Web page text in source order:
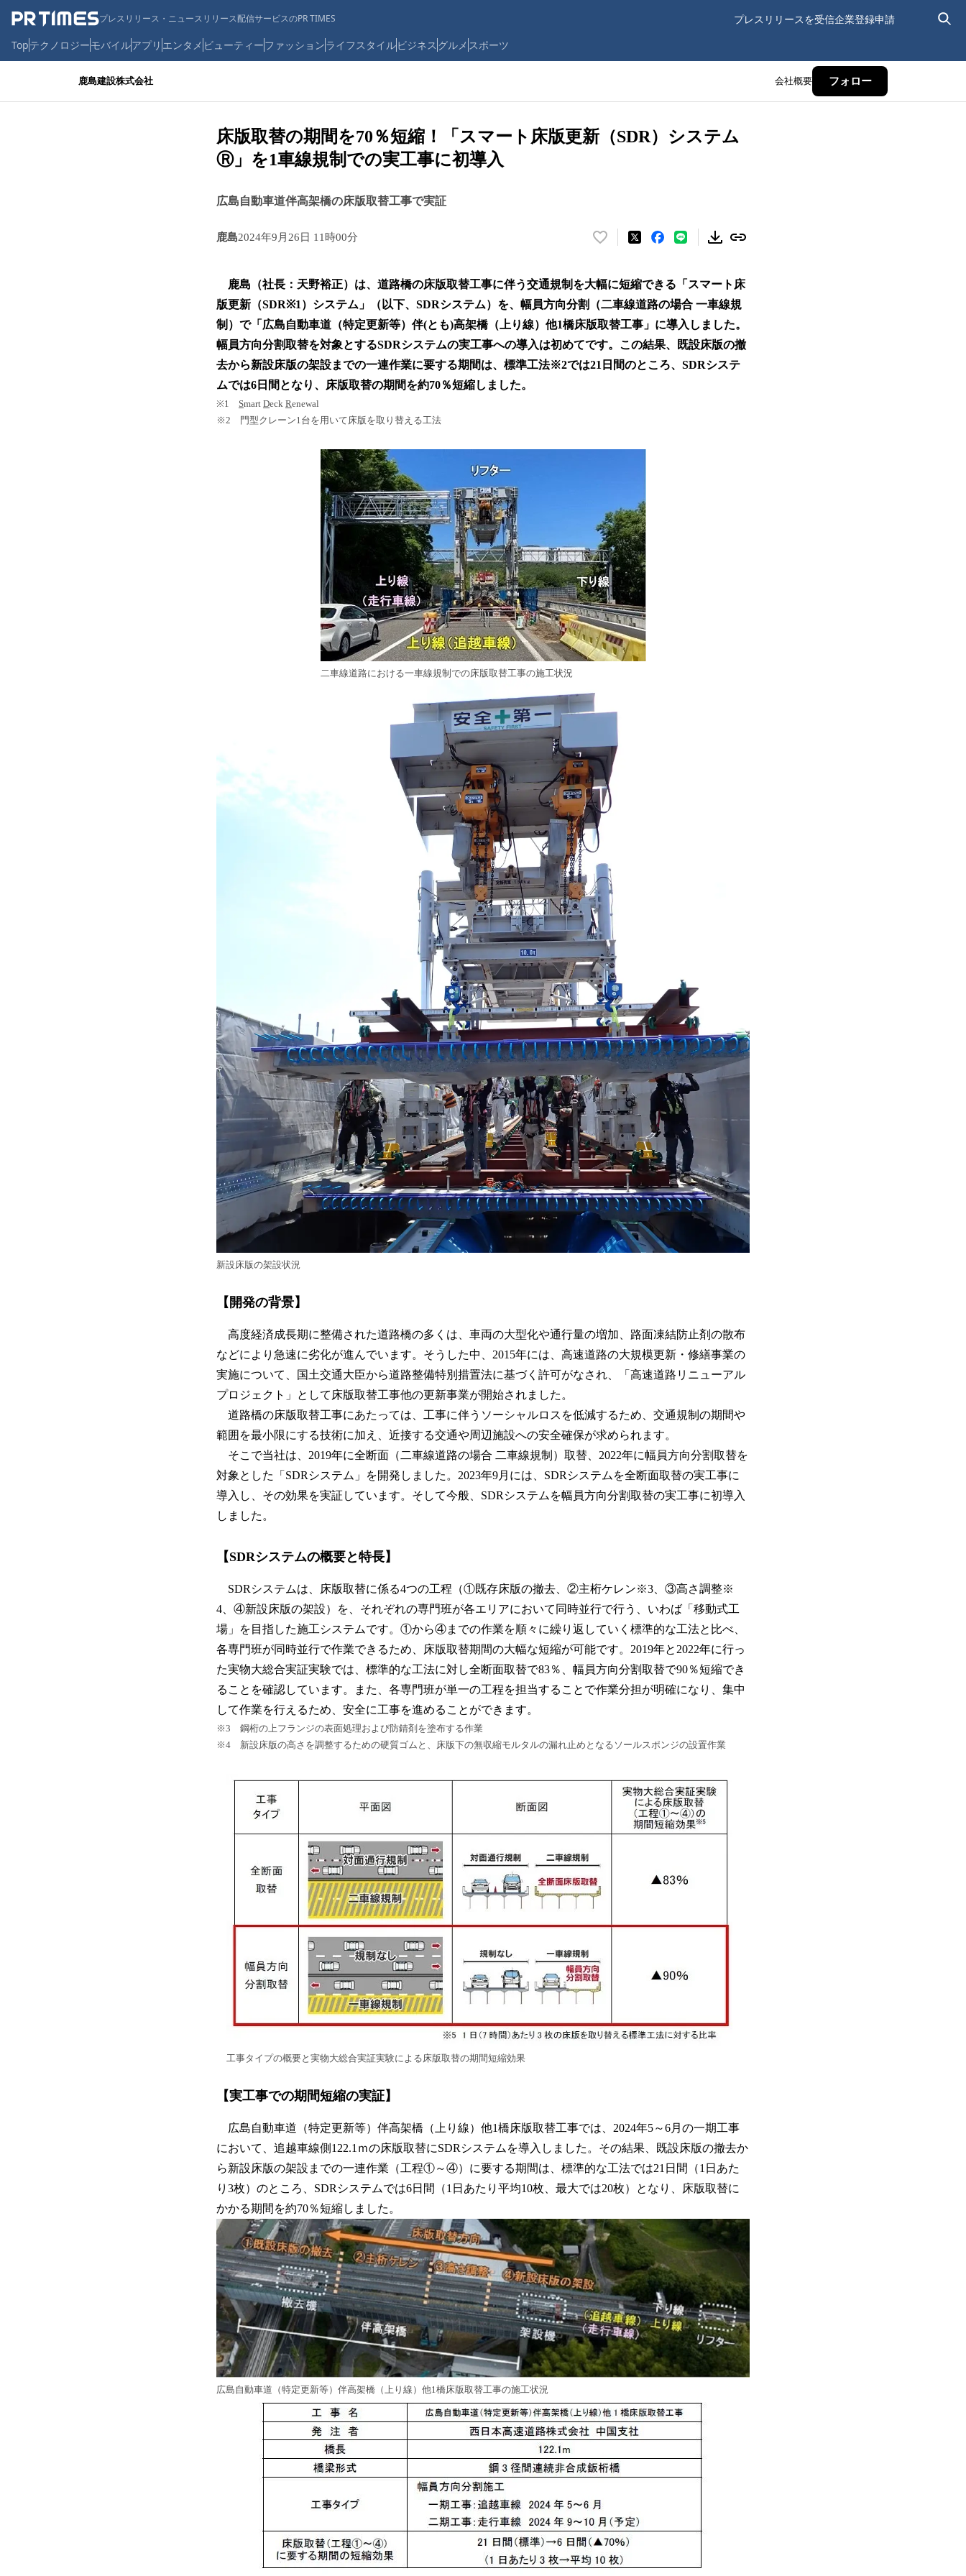
プレスリリース・ニュースリリース配信サービスのPR TIMES プレスリリースを受信企業登録申請
Topテクノロジーモバイルアプリ エンタメ ビューティーファッションライフスタイルビジネス グルメ スポーツ
鹿島建設株式会社 会社概要 フォロー
床版取替の期間を70％短縮！「スマート床版更新（SDR）システム
Ⓡ」を1車線規制での実工事に初導入
広島自動車道伴高架橋の床版取替工事で実証
鹿島2024年9月26日 11時00分
い
！
数
を
み
込
鹿島（社長：天野裕正）は、道路橋の床版取替工事に伴う交通規制を大幅に短縮できる「スマート床
版更新（SDR※1）システム」（以下、SDRシステム）を、幅員方向分割（二車線道路の場合 一車線規
制）で「広島自動車道（特定更新等）伴(とも)高架橋（上り線）他1橋床版取替工事」に導入しました。
幅員方向分割取替を対象とするSDRシステムの実工事への導入は初めてです。この結果、既設床版の撤
去から新設床版の架設までの一連作業に要する期間は、標準工法※2では21日間のところ、SDRシステ
ムでは6日間となり、床版取替の期間を約70％短縮しました。
※1 Smart Deck Renewal
※2 門型クレーン1台を用いて床版を取り替える工法
二車線道路における一車線規制での床版取替工事の施工状況
新設床版の架設状況
【開発の背景】
高度経済成長期に整備された道路橋の多くは、車両の大型化や通行量の増加、路面凍結防止剤の散布
などにより急速に劣化が進んでいます。そうした中、2015年には、高速道路の大規模更新・修繕事業の
実施について、国土交通大臣から道路整備特別措置法に基づく許可がなされ、「高速道路リニューアル
プロジェクト」として床版取替工事他の更新事業が開始されました。
道路橋の床版取替工事にあたっては、工事に伴うソーシャルロスを低減するため、交通規制の期間や
範囲を最小限にする技術に加え、近接する交通や周辺施設への安全確保が求められます。
そこで当社は、2019年に全断面（二車線道路の場合 二車線規制）取替、2022年に幅員方向分割取替を
対象とした「SDRシステム」を開発しました。2023年9月には、SDRシステムを全断面取替の実工事に
導入し、その効果を実証しています。そして今般、SDRシステムを幅員方向分割取替の実工事に初導入
しました。
【SDRシステムの概要と特長】
SDRシステムは、床版取替に係る4つの工程（①既存床版の撤去、②主桁ケレン※3、③高さ調整※
4、④新設床版の架設）を、それぞれの専門班が各エリアにおいて同時並行で行う、いわば「移動式工
場」を目指した施工システムです。①から④までの作業を順々に繰り返していく標準的な工法と比べ、
各専門班が同時並行で作業できるため、床版取替期間の大幅な短縮が可能です。2019年と2022年に行っ
た実物大総合実証実験では、標準的な工法に対し全断面取替で83％、幅員方向分割取替で90％短縮でき
ることを確認しています。また、各専門班が単一の工程を担当することで作業分担が明確になり、集中
して作業を行えるため、安全に工事を進めることができます。
※3 鋼桁の上フランジの表面処理および防錆剤を塗布する作業
※4 新設床版の高さを調整するための硬質ゴムと、床版下の無収縮モルタルの漏れ止めとなるソールスポンジの設置作業
工事タイプの概要と実物大総合実証実験による床版取替の期間短縮効果
【実工事での期間短縮の実証】
広島自動車道（特定更新等）伴高架橋（上り線）他1橋床版取替工事では、2024年5～6月の一期工事
において、追越車線側122.1ｍの床版取替にSDRシステムを導入しました。その結果、既設床版の撤去か
ら新設床版の架設までの一連作業（工程①～④）に要する期間は、標準的な工法では21日間（1日あた
り3枚）のところ、SDRシステムでは6日間（1日あたり平均10枚、最大では20枚）となり、床版取替に
かかる期間を約70％短縮しました。
広島自動車道（特定更新等）伴高架橋（上り線）他1橋床版取替工事の施工状況